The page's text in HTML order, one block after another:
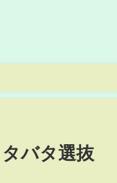
バタ選抜